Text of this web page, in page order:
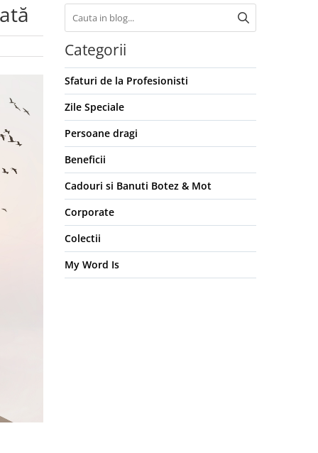
Categorii
Sfaturi de la Profesionisti
Zile Speciale
Persoane dragi
Beneficii
Cadouri si Banuti Botez & Mot
Corporate
Colectii
My Word Is